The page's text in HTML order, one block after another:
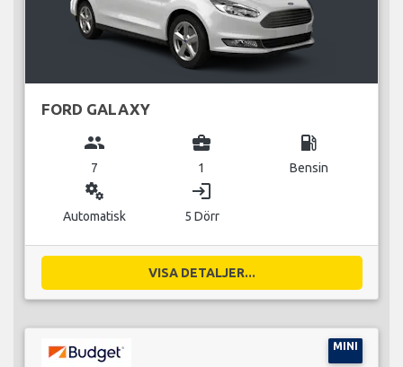
FORD GALAXY
group
7
business_center
1
local_gas_station
Bensin
miscellaneous_services
Automatisk
login
5 Dörr
VISA DETALJER...
MINI